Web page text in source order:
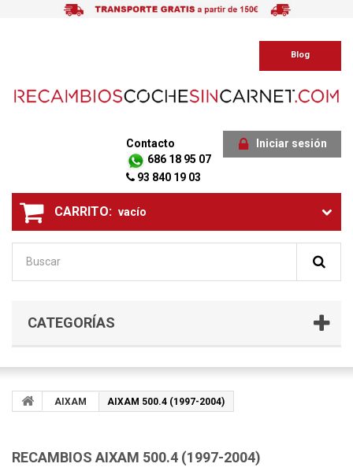
Blog
Iniciar sesión
Contacto
686 18 95 07
93 840 19 03
CARRITO: vacío
CATEGORÍAS
AIXAM AIXAM 500.4 (1997-2004)
RECAMBIOS AIXAM 500.4 (1997-2004)